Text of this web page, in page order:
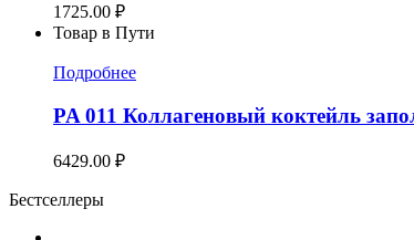
1725.00 ₽
Товар в Пути
Подробнее
PA 011 Коллагеновый коктейль
6429.00 ₽
Бестселлеры